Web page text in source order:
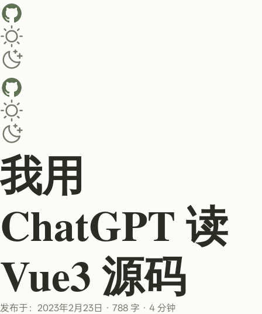
GitHub
Toggle dark/light theme
Toggle dark/light theme
我用
ChatGPT 读
Vue3 源码
发布于：2023年2月23日 · 788 字 · 4 分钟